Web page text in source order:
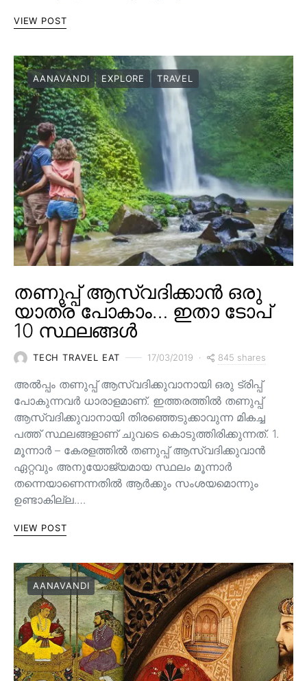
VIEW POST
AANAVANDI EXPLORE TRAVEL
തണുപ്പ് ആസ്വദിക്കാൻ ഒരു
യാത്ര പോകാം… ഇതാ ടോപ്
10 സ്ഥലങ്ങൾ
TECH TRAVEL EAT 17/03/2019 845 shares
അൽപ്പം തണുപ്പ് ആസ്വദിക്കുവാനായി ഒരു ട്രിപ്പ്
പോകുന്നവർ ധാരാളമാണ്. ഇത്തരത്തിൽ തണുപ്പ്
ആസ്വദിക്കുവാനായി തിരഞ്ഞെടുക്കാവുന്ന മികച്ച
പത്ത് സ്ഥലങ്ങളാണ് ചുവടെ കൊടുത്തിരിക്കുന്നത്. 1.
മൂന്നാർ – കേരളത്തിൽ തണുപ്പ് ആസ്വദിക്കുവാൻ
ഏറ്റവും അനുയോജ്യമായ സ്ഥലം മൂന്നാർ
തന്നെയാണെന്നതിൽ ആർക്കും സംശയമൊന്നും
ഉണ്ടാകില്ല.…
VIEW POST
AANAVANDI